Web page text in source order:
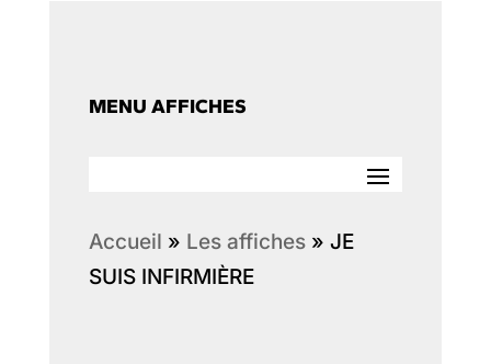
MENU AFFICHES
Accueil » Les affiches» JE
SUIS INFIRMIÈRE